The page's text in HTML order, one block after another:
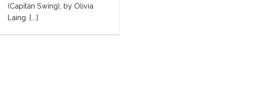
(Capitán Swing), by Olivia
Laing. [...]